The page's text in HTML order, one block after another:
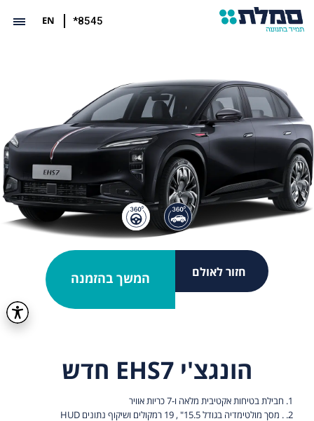
*8545
EN
חזור לאולם המשך בהזמנה
הונגצ'י EHS7 חדש
1. חבילת בטיחות אקטיבית מלאה ו-7 כריות אוויר
2. . מסך מולטימדיה בגודל 15.5" , 19 רמקולים ושיקוף נתונים HUD